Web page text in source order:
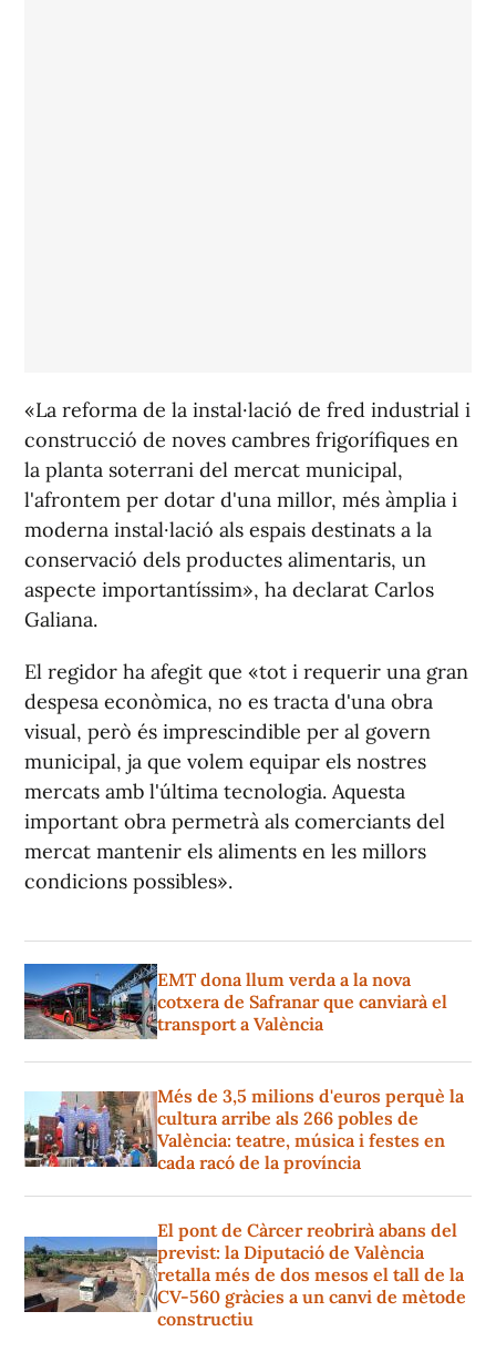
«La reforma de la instal·lació de fred industrial i
construcció de noves cambres frigorífiques en
la planta soterrani del mercat municipal,
l'afrontem per dotar d'una millor, més àmplia i
moderna instal·lació als espais destinats a la
conservació dels productes alimentaris, un
aspecte importantíssim», ha declarat Carlos
Galiana.
El regidor ha afegit que «tot i requerir una gran
despesa econòmica, no es tracta d'una obra
visual, però és imprescindible per al govern
municipal, ja que volem equipar els nostres
mercats amb l'última tecnologia. Aquesta
important obra permetrà als comerciants del
mercat mantenir els aliments en les millors
condicions possibles».
EMT dona llum verda a la nova
cotxera de Safranar que canviarà el
transport a València
Més de 3,5 milions d'euros perquè la
cultura arribe als 266 pobles de
València: teatre, música i festes en
cada racó de la província
El pont de Càrcer reobrirà abans del
previst: la Diputació de València
retalla més de dos mesos el tall de la
CV-560 gràcies a un canvi de mètode
constructiu